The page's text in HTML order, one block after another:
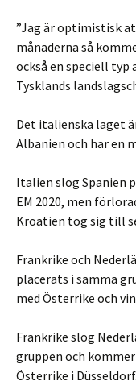
”Jag är optimistisk
månaderna så
också en speciell typ
Tysklands
Det italienska laget
Albanien och har en
Italien slog Spanien
EM 2020, men
Kroatien tog sig till
Frankrike och
placerats i samma
med Österrike och
Frankrike slog
gruppen och
Österrike i Düsseldorf.